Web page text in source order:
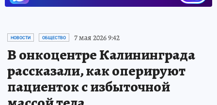
НОВОСТИ ОБЩЕСТВО 7 мая 2026 9:42
В онкоцентре Калининграда
рассказали, как оперируют
пациенток с избыточной